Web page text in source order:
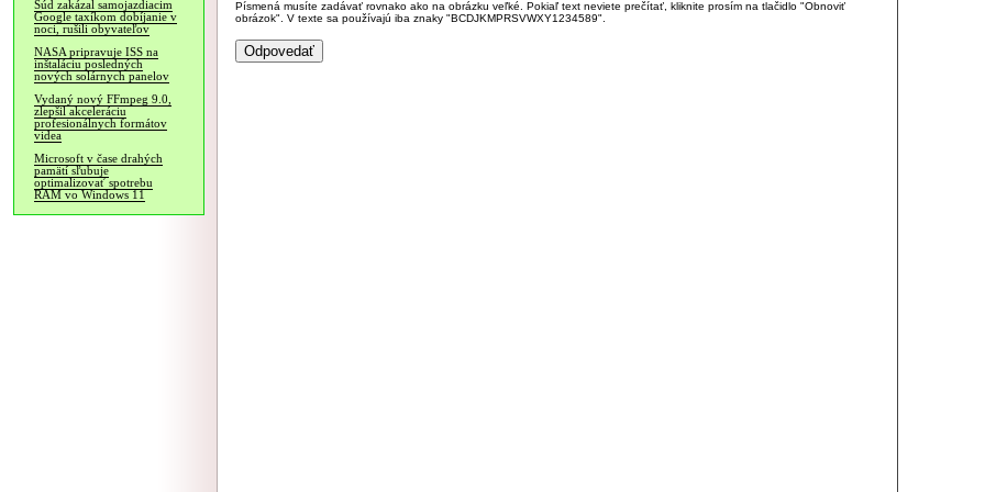
Súd zakázal samojazdiacim
Google taxíkom dobíjanie v
noci, rušili obyvateľov
NASA pripravuje ISS na
inštaláciu posledných
nových solárnych panelov
Vydaný nový FFmpeg 9.0,
zlepšil akceleráciu
profesionálnych formátov
videa
Microsoft v čase drahých
pamätí sľubuje
optimalizovať spotrebu
RAM vo Windows 11
Písmená musíte zadávať rovnako ako na obrázku veľké. Pokiaľ text neviete prečítať, kliknite prosím na tlačidlo "Obnoviť
obrázok". V texte sa používajú iba znaky "BCDJKMPRSVWXY1234589".